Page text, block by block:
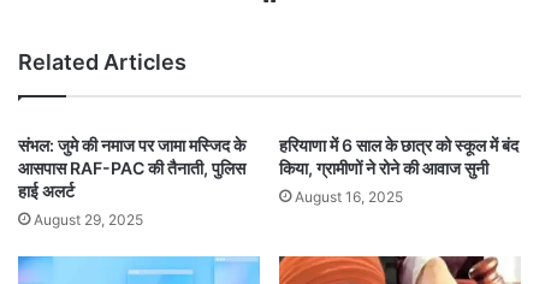
Related Articles
संभल: जुमे की नमाज पर जामा मस्जिद के
आसपास RAF-PAC की तैनाती, पुलिस
हाई अलर्ट
August 29, 2025
हरियाणा में 6 साल के छात्र को स्कूल में बंद
किया, ग्रामीणों ने रोने की आवाज सुनी
August 16, 2025